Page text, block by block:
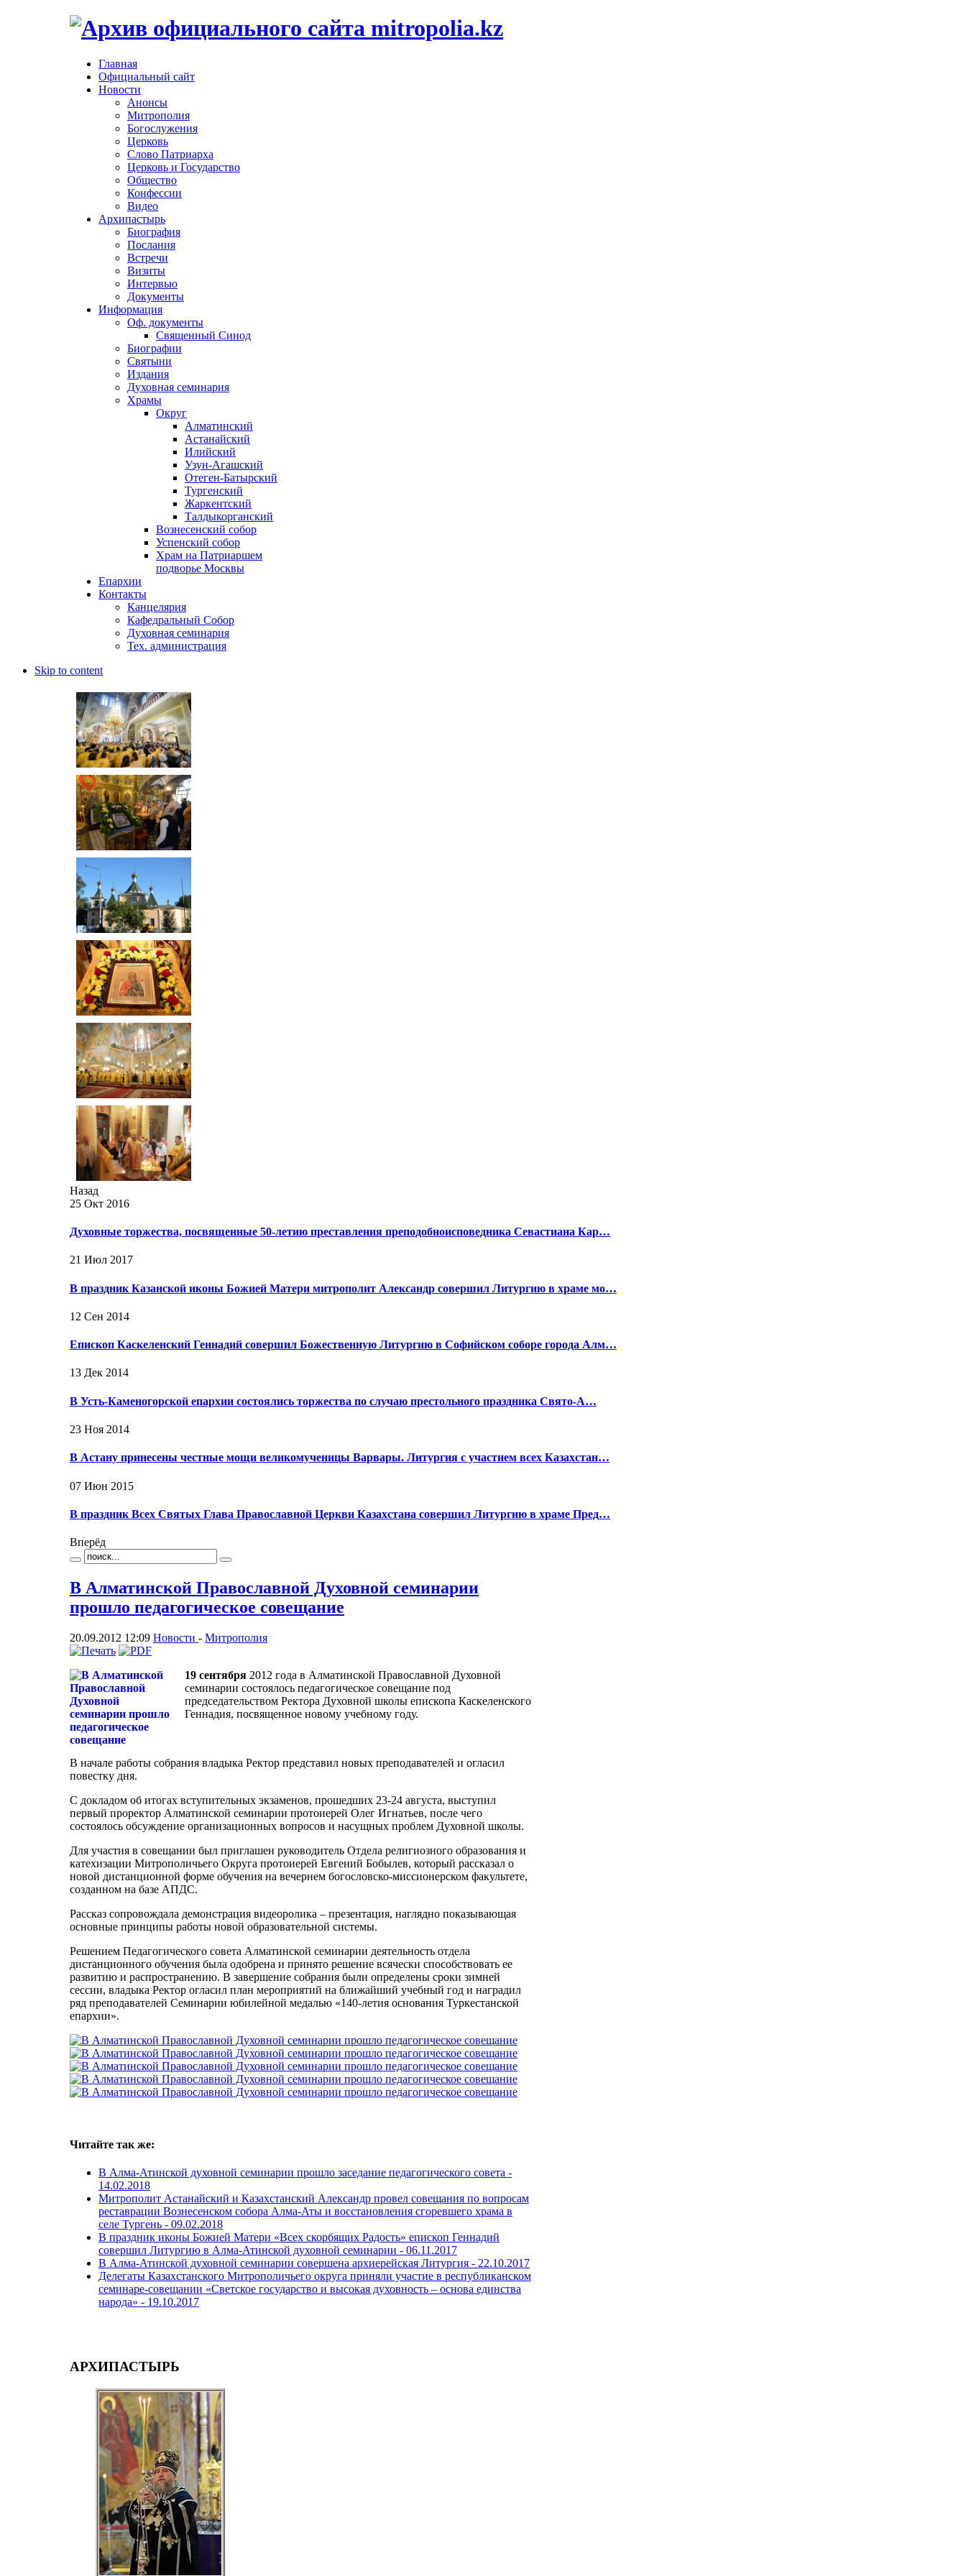
Главная
Официальный сайт
Новости
Анонсы
Митрополия
Богослужения
Церковь
Слово Патриарха
Церковь и Государство
Общество
Конфессии
Видео
Архипастырь
Биография
Послания
Встречи
Визиты
Интервью
Документы
Информация
Оф. документы
Священный Синод
Биографии
Святыни
Издания
Духовная семинария
Храмы
Округ
Алматинский
Астанайский
Илийский
Узун-Агашский
Отеген-Батырский
Тургенский
Жаркентский
Талдыкорганский
Вознесенский собор
Успенский собор
Храм на Патриаршем
подворье Москвы
Епархии
Контакты
Канцелярия
Кафедральный Собор
Духовная семинария
Тех. администрация
Skip to content
Назад
25 Окт 2016
Духовные торжества, посвященные 50-летию преставления преподобноисповедника Севастиана Кар…
21 Июл 2017
В праздник Казанской иконы Божией Матери митрополит Александр совершил Литургию в храме мо…
12 Сен 2014
Епископ Каскеленский Геннадий совершил Божественную Литургию в Софийском соборе города Алм…
13 Дек 2014
В Усть-Каменогорской епархии состоялись торжества по случаю престольного праздника Свято-А…
23 Ноя 2014
В Астану принесены честные мощи великомученицы Варвары. Литургия с участием всех Казахстан…
07 Июн 2015
В праздник Всех Святых Глава Православной Церкви Казахстана совершил Литургию в храме Пред…
Вперёд
В Алматинской Православной Духовной семинарии
прошло педагогическое совещание
20.09.2012 12:09 Новости - Митрополия
19 сентября 2012 года в Алматинской Православной Духовной
семинарии состоялось педагогическое совещание под
председательством Ректора Духовной школы епископа Каскеленского
Геннадия, посвященное новому учебному году.
В начале работы собрания владыка Ректор представил новых преподавателей и огласил
повестку дня.
С докладом об итогах вступительных экзаменов, прошедших 23-24 августа, выступил
первый проректор Алматинской семинарии протоиерей Олег Игнатьев, после чего
состоялось обсуждение организационных вопросов и насущных проблем Духовной школы.
Для участия в совещании был приглашен руководитель Отдела религиозного образования и
катехизации Митрополичьего Округа протоиерей Евгений Бобылев, который рассказал о
новой дистанционной форме обучения на вечернем богословско-миссионерском факультете,
созданном на базе АПДС.
Рассказ сопровождала демонстрация видеоролика – презентация, наглядно показывающая
основные принципы работы новой образовательной системы.
Решением Педагогического совета Алматинской семинарии деятельность отдела
дистанционного обучения была одобрена и принято решение всячески способствовать ее
развитию и распространению. В завершение собрания были определены сроки зимней
сессии, владыка Ректор огласил план мероприятий на ближайший учебный год и наградил
ряд преподавателей Семинарии юбилейной медалью «140-летия основания Туркестанской
епархии».
Читайте так же:
В Алма-Атинской духовной семинарии прошло заседание педагогического совета -
14.02.2018
Митрополит Астанайский и Казахстанский Александр провел совещания по вопросам
реставрации Вознесенском собора Алма-Аты и восстановления сгоревшего храма в
селе Тургень - 09.02.2018
В праздник иконы Божией Матери «Всех скорбящих Радость» епископ Геннадий
совершил Литургию в Алма-Атинской духовной семинарии - 06.11.2017
В Алма-Атинской духовной семинарии совершена архиерейская Литургия - 22.10.2017
Делегаты Казахстанского Митрополичьего округа приняли участие в республиканском
семинаре-совещании «Светское государство и высокая духовность – основа единства
народа» - 19.10.2017
АРХИПАСТЫРЬ